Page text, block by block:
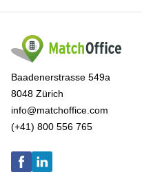
Baadenerstrasse 549a
8048 Zürich
info@matchoffice.com
(+41) 800 556 765